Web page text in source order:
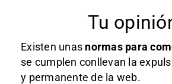
Tu
Existen unas normas para
se cumplen conllevan la
y permanente de la web.